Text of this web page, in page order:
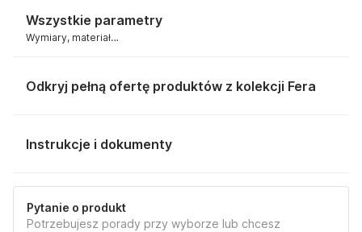
Wszystkie parametry
Wymiary, materiał…
Odkryj pełną ofertę produktów z kolekcji Fera
Instrukcje i dokumenty
KONSERWACJA
Pytanie o produkt
Potrzebujesz porady przy wyborze lub chcesz